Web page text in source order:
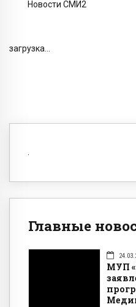
Новости СМИ2
загрузка...
Главные
МУП